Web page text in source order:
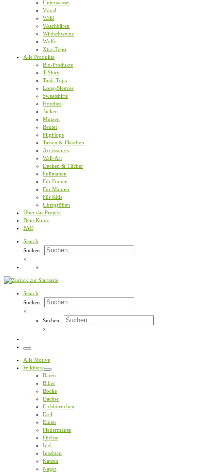
Unterwasser
Vögel
Wald
Waschbären
Wildschweine
Wölfe
Xtra-Typo
Alle Produkte
Bio-Produkte
T-Shirts
Tank-Tops
Long-Sleeves
Sweatshirts
Hoodies
Jacken
Mützen
Beutel
FlipFlops
Tassen & Flaschen
Accessoires
Wall-Art
Decken & Tücher
Fußmatten
Für Frauen
Für Männer
Für Kids
Übergrößen
Über das Projekt
Dein Konto
FAQ
Search
Suchen...
×
Search
Suchen...
×
Suchen...
×
Menü
Alle Motive
Wildtiere
Bären
Biber
Böcke
Dachse
Eichhörnchen
Esel
Eulen
Fledermäuse
Füchse
Igel
Insekten
Katzen
Nager